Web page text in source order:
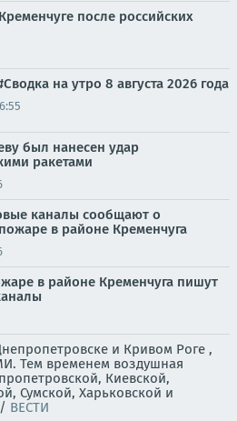
после российских
на утро 8 августа 2026 года
был нанесен удар
ракетами
каналы сообщают о
в районе Кременчуга
в районе Кременчуга пишут
и Кривом Роге ,
Тем временем воздушная
Киевской,
Сумской, Харьковской и
ВЕСТИ